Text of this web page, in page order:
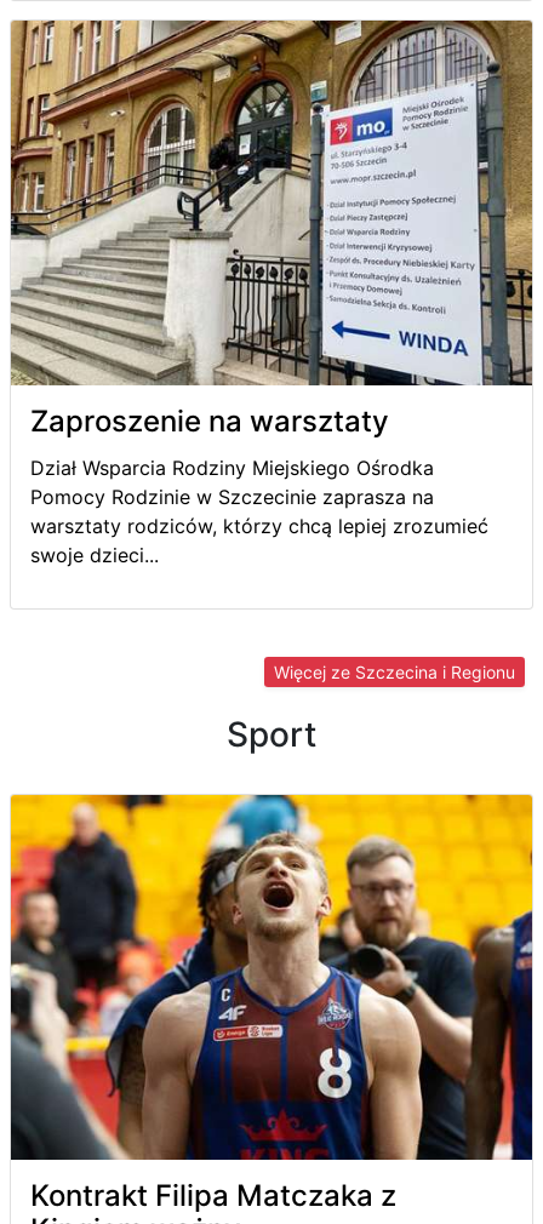
Zaproszenie na warsztaty
Dział Wsparcia Rodziny Miejskiego Ośrodka
Pomocy Rodzinie w Szczecinie zaprasza na
warsztaty rodziców, którzy chcą lepiej zrozumieć
swoje dzieci...
Więcej ze Szczecina i Regionu
Sport
Kontrakt Filipa Matczaka z